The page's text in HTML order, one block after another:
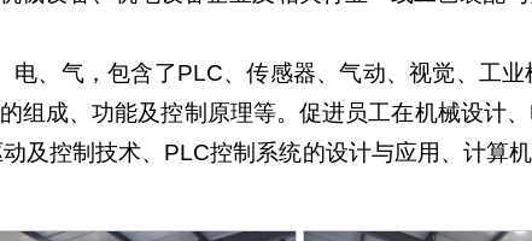
、气，包含了PLC、传感器、气动、视觉、工
组成、功能及控制原理等。促进员工在机械设计
及控制技术、PLC控制系统的设计与应用、计算